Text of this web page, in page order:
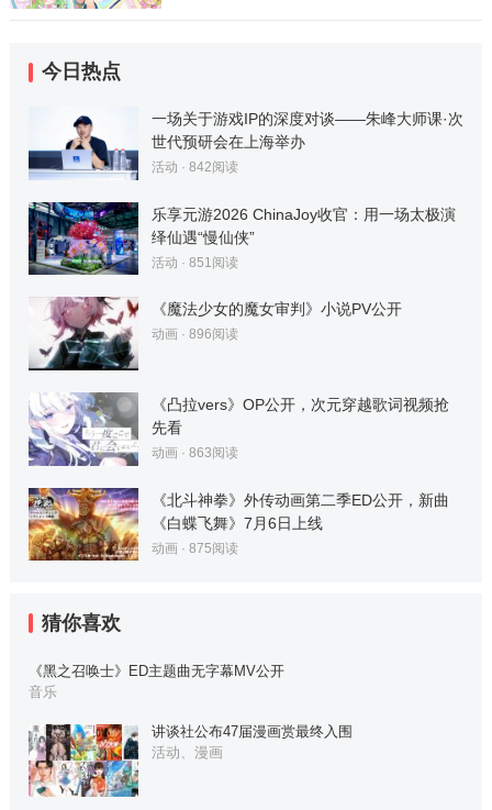
今日热点
一场关于游戏IP的深度对谈——朱峰大师课·次
世代预研会在上海举办
活动 · 842阅读
乐享元游2026 ChinaJoy收官：用一场太极演
绎仙遇“慢仙侠”
活动 · 851 阅读
《魔法少女的魔女审判》小说PV公开
动画· 896阅读
《凸拉vers》OP公开，次元穿越歌词视频抢
先看
动画· 863阅读
《北斗神拳》外传动画第二季ED公开，新曲
《白蝶飞舞》7月6日上线
动画· 875阅读
猜你喜欢
《黑之召唤士》ED主题曲无字幕MV公开
音乐
讲谈社公布47届漫画赏最终入围
活动、漫画